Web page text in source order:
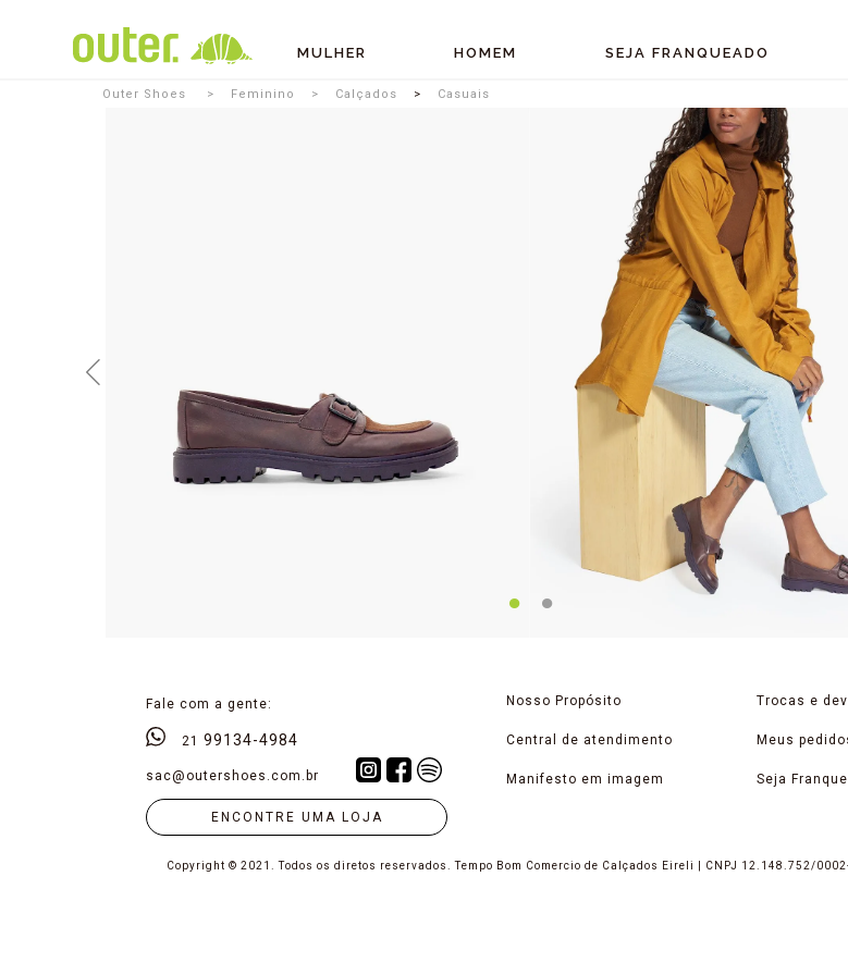
MULHER HOMEM SEJA FRANQUEADO
Outer Shoes Feminino Calçados Casuais
Fale com a gente:
2199134-4984
sac@outershoes.com.br
ENCONTRE UMA LOJA
Nosso Propósito
Central de atendimento
Manifesto em imagem
Trocas e
Meus
Seja
Copyright © 2021. Todos os diretos reservados.Tempo Bom Comercio de Calçados Eireli | CNPJ 12.148.752/